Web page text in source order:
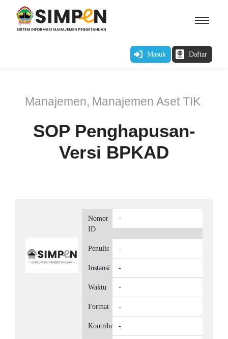
Masuk Daftar
Manajemen, Manajemen Aset TIK
SOP Penghapusan-
Versi BPKAD
Nomor
ID
-
Penulis -
Instansi -
Waktu -
Format -
Kontributor
-